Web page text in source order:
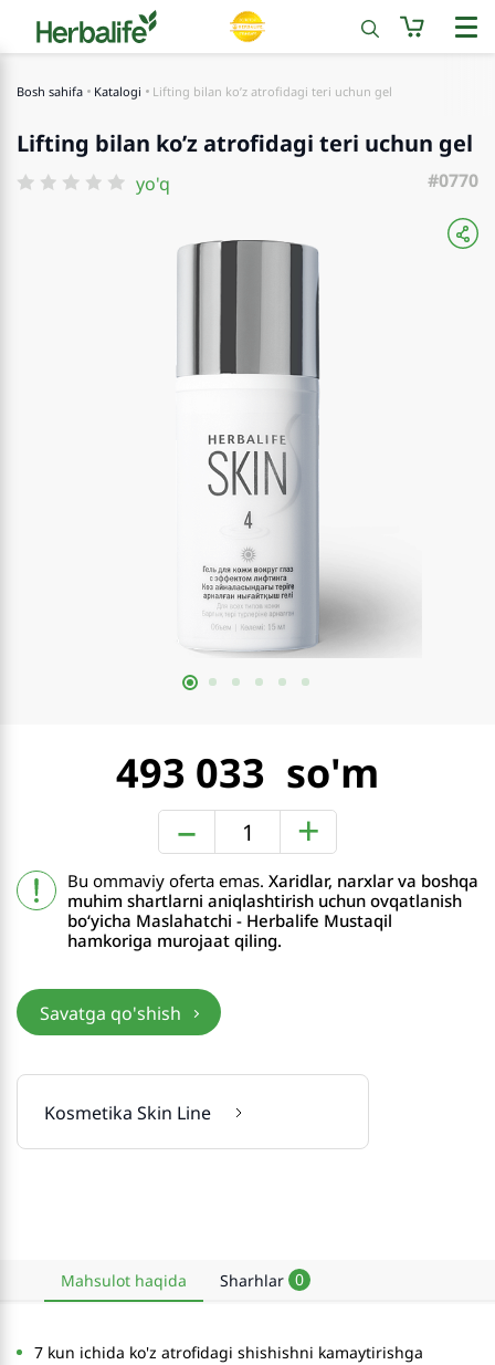
Bosh sahifa Katalogi Lifting bilan koʼz atrofidagi teri uchun gel
Lifting bilan koʼz atrofidagi teri uchun gel
yo'q #0770
493 033
–
+
Bu ommaviy oferta emas. Xaridlar, narxlar va boshqa
muhim shartlarni aniqlashtirish uchun ovqatlanish
boʻyicha Maslahatchi - Herbalife Mustaqil
hamkoriga murojaat qiling.
Savatga qo'shish
Kosmetika Skin Line
Mahsulot haqida Sharhlar 0
7 kun ichida ko'z atrofidagi shishishni kamaytirishga